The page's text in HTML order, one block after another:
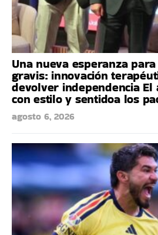
Una nueva esperanza
gravis: innovación
devolver independencia
con estilo y sentidoa los
agosto 6, 2026